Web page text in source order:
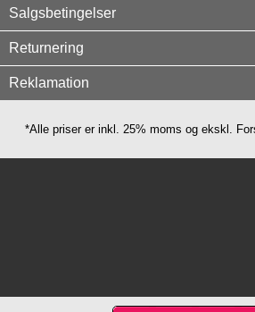
Salgsbetingelser
Returnering
Reklamation
*Alle priser er inkl. 25% moms og ekskl.